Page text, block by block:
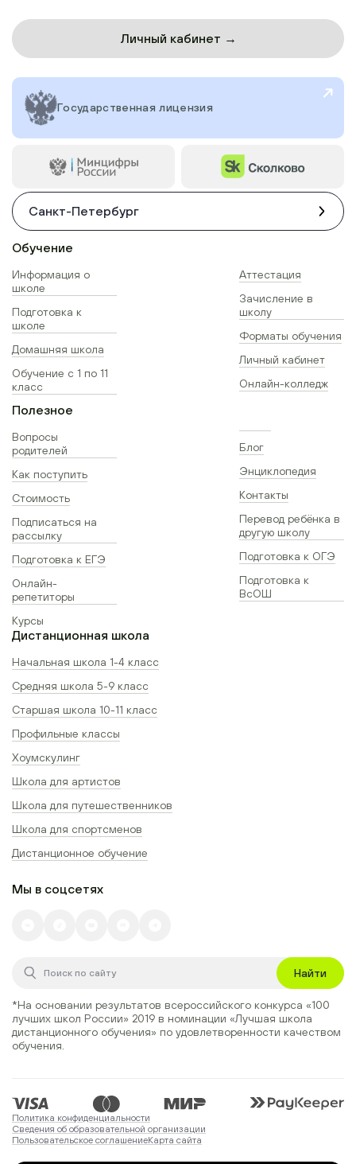
Личный кабинет →
Государственная лицензия
Санкт-Петербург
Обучение
Информация о
школе
Подготовка к
школе
Домашняя школа
Обучение с 1 по 11
класс
Аттестация
Зачисление в
школу
Форматы обучения
Личный кабинет
Онлайн-колледж
Полезное
Вопросы
родителей
Как поступить
Стоимость
Подписаться на
рассылку
Подготовка к ЕГЭ
Онлайн-
репетиторы
Курсы
Блог
Энциклопедия
Контакты
Перевод ребёнка в
другую школу
Подготовка к ОГЭ
Подготовка к
ВсОШ
Дистанционная школа
Начальная школа 1-4 класс
Средняя школа 5-9 класс
Старшая школа 10-11 класс
Профильные классы
Хоумскулинг
Школа для артистов
Школа для путешественников
Школа для спортсменов
Дистанционное обучение
Мы в соцсетях
Найти
*На основании результатов всероссийского конкурса «100
лучших школ России» 2019 в номинации «Лучшая школа
дистанционного обучения» по удовлетворенности качеством
обучения.
Политика конфиденциальности
Сведения об образовательной организации
Пользовательское соглашениеКарта сайта